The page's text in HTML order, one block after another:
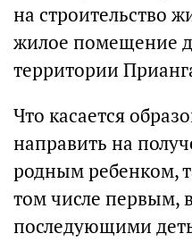
на строительство
жилое помещение
территории
Что касается
направить на
родным ребенком,
том числе первым,
последующими